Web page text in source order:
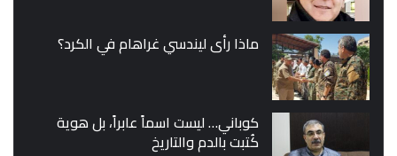
ماذا رأى ليندسي غراهام في الكرد؟
كوباني… ليست اسماً عابراً، بل هوية
كُتبت بالدم والتاريخ